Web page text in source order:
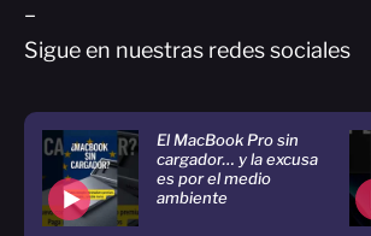
–
Sigue en nuestras redes sociales
El MacBook Pro sin
cargador… y la excusa
es por el medio
ambiente